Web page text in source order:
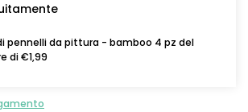
pennelli da pittura - bamboo 4 pz del
di €1,99